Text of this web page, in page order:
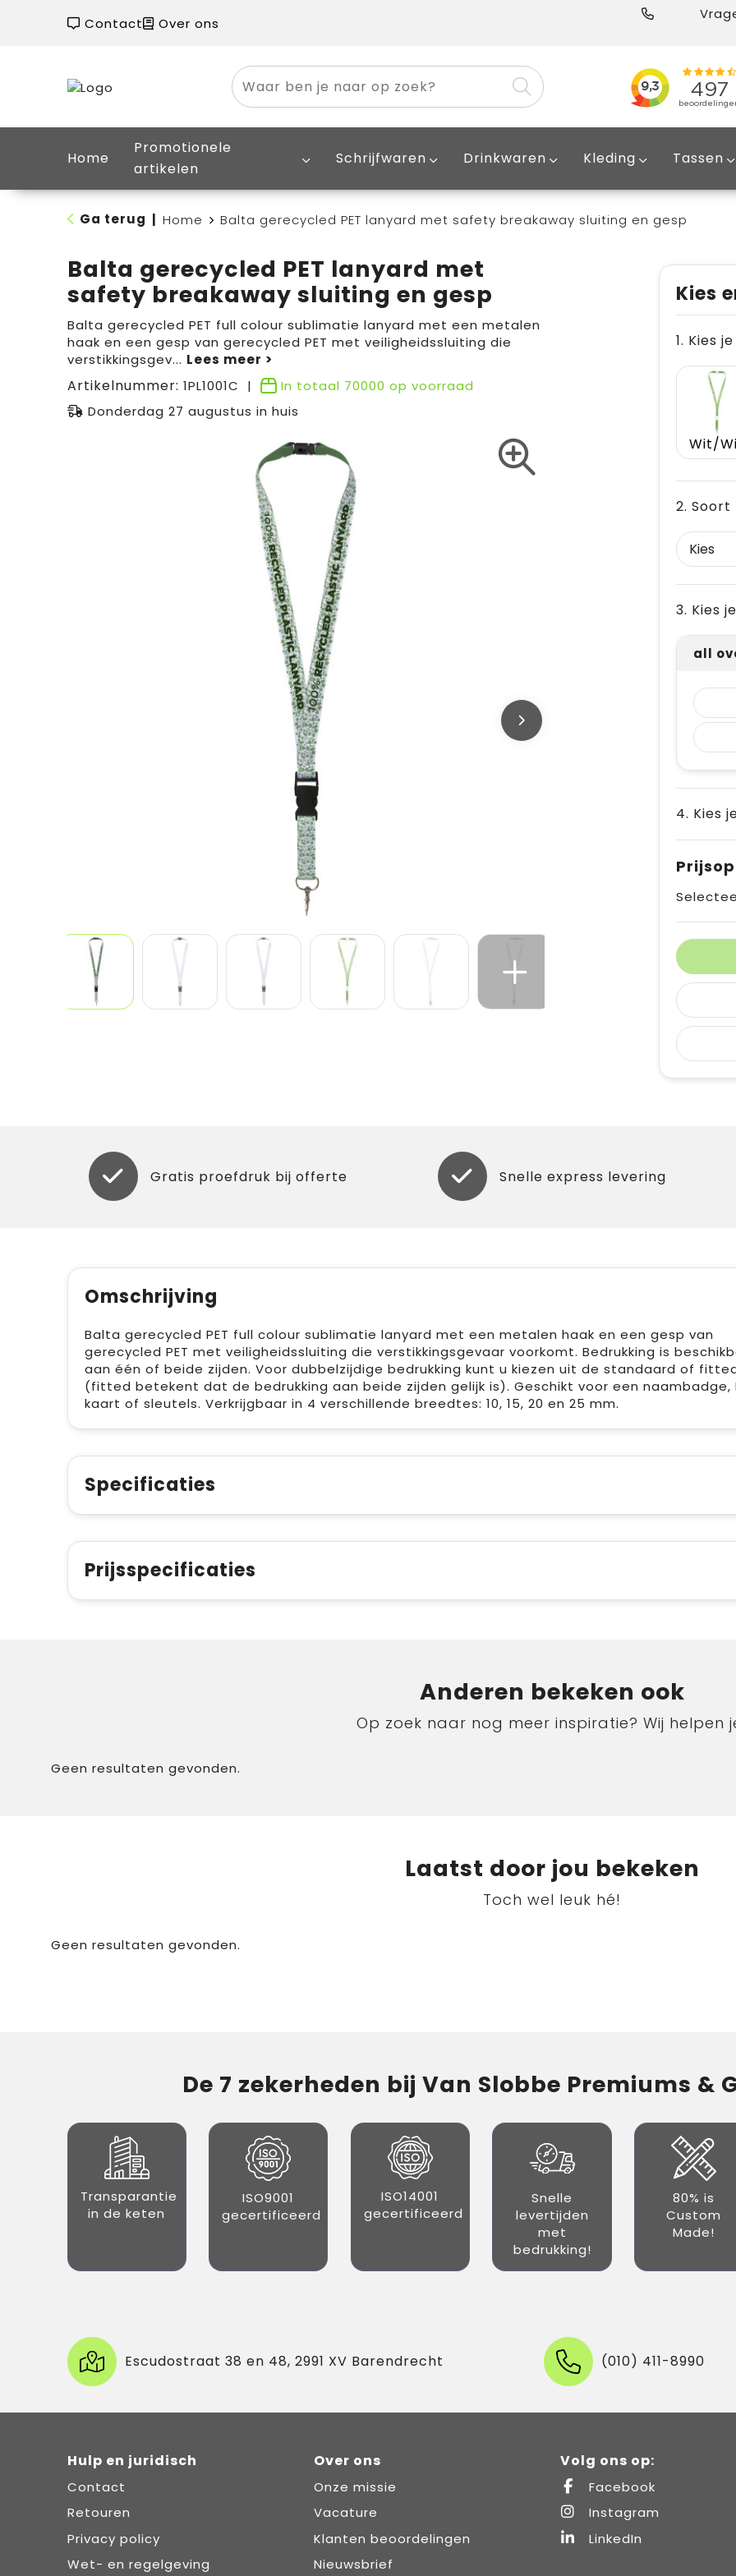
Contact Over ons
Home
Promotionele
artikelen
Schrijfwaren Drinkwaren Kleding Tassen
Ga terug Home Balta gerecycled PET lanyard met safety breakaway sluiting en gesp
Balta gerecycled PET lanyard met
safety breakaway sluiting en gesp
Balta gerecycled PET full colour sublimatie lanyard met een metalen
haak en een gesp van gerecycled PET met veiligheidssluiting die
verstikkingsgev...
Artikelnummer: 1PL1001C In totaal 70000 op voorraad
Donderdag 27 augustus in huis
Kies
1. Kies
Wit/
2. Soort
3. Kies
all
4. Kies
Gratis proefdruk bij offerte Snelle express levering
Omschrijving
Balta gerecycled PET full colour sublimatie lanyard met een metalen haak en een gesp van
gerecycled PET met veiligheidssluiting die verstikkingsgevaar voorkomt. Bedrukking is
aan één of beide zijden. Voor dubbelzijdige bedrukking kunt u kiezen uit de standaard of
(fitted betekent dat de bedrukking aan beide zijden gelijk is). Geschikt voor een naambadge,
kaart of sleutels. Verkrijgbaar in 4 verschillende breedtes: 10, 15, 20 en 25 mm.
Specificaties
Prijsspecificaties
Anderen bekeken ook
Op zoek naar nog meer inspiratie? Wij helpen
Geen resultaten gevonden.
Laatst door jou bekeken
Toch wel leuk hé!
Geen resultaten gevonden.
De 7 zekerheden bij Van Slobbe Premiums &
Transparantie
in de keten
ISO9001
gecertificeerd
ISO14001
gecertificeerd
Snelle
levertijden
met
bedrukking!
80% is
Custom
Made!
Escudostraat 38 en 48, 2991 XV Barendrecht (010) 411-8990
Hulp en juridisch
Contact
Retouren
Privacy policy
Wet- en regelgeving
Over ons
Onze missie
Vacature
Klanten beoordelingen
Nieuwsbrief
Volg ons op:
Facebook
Instagram
LinkedIn